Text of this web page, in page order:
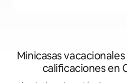
Minicasas
calificaciones en